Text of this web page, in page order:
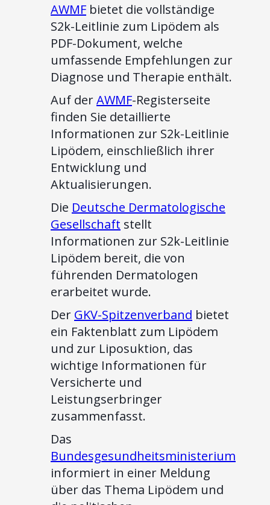
AWMF bietet die vollständige
S2k-Leitlinie zum Lipödem als
PDF-Dokument, welche
umfassende Empfehlungen zur
Diagnose und Therapie enthält.
Auf derAWMF-Registerseite
finden Sie detaillierte
Informationen zur S2k-Leitlinie
Lipödem, einschließlich ihrer
Entwicklung und
Aktualisierungen.
Die Deutsche Dermatologische
Gesellschaft stellt
Informationen zur S2k-Leitlinie
Lipödem bereit, die von
führenden Dermatologen
erarbeitet wurde.
Der GKV-Spitzenverband bietet
ein Faktenblatt zum Lipödem
und zur Liposuktion, das
wichtige Informationen für
Versicherte und
Leistungserbringer
zusammenfasst.
Das
Bundesgesundheitsministerium
informiert in einer Meldung
über das Thema Lipödem und